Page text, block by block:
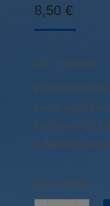
8,50 €
inkl. 7 % MwSt.
Elternteil-
einem im
höchstens 25
aufgeführt
500 vorrätig